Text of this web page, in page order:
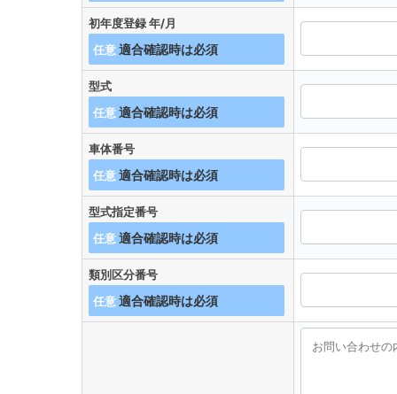
初年度登録 年/月
任意
型式
任意
車体番号
任意
型式指定番号
任意
類別区分番号
任意